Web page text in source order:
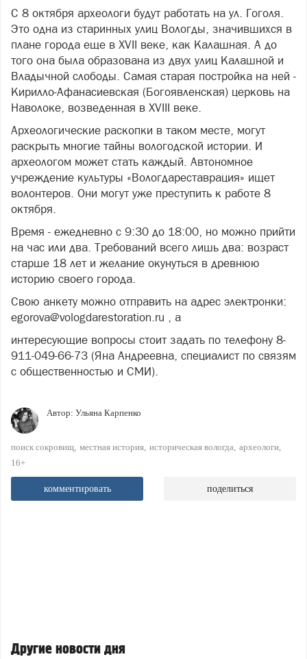
С 8 октября археологи будут работать на ул. Гоголя.
Это одна из старинных улиц Вологды, значившихся в
плане города еще в XVII веке, как Калашная. А до
того она была образована из двух улиц Калашной и
Владычной слободы. Самая старая постройка на ней -
Кирилло-Афанасиевская (Богоявленская) церковь на
Наволоке, возведенная в XVIII веке.
Археологические раскопки в таком месте, могут
раскрыть многие тайны вологодской истории. И
археологом может стать каждый. Автономное
учреждение культуры «Вологдареставрация» ищет
волонтеров. Они могут уже преступить к работе 8
октября.
Время - ежедневно с 9:30 до 18:00, но можно прийти
на час или два. Требований всего лишь два: возраст
старше 18 лет и желание окунуться в древнюю
историю своего города.
Свою анкету можно отправить на адрес электронки:
egorova@vologdarestoration.ru , а
интересующие вопросы стоит задать по телефону 8-
911-049-66-73 (Яна Андреевна, специалист по связям
с общественностью и СМИ).
Автор: Ульяна Карпенко
поиск сокровищ местная история историческая вологда археологи
16+
комментировать поделиться
Другие новости дня